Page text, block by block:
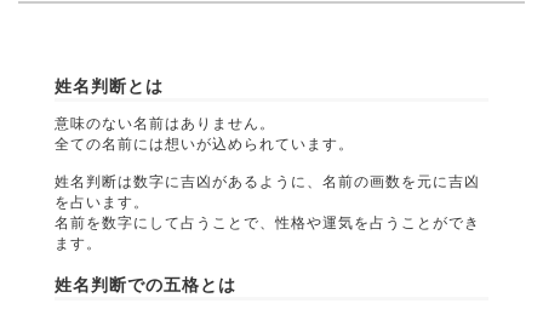
姓名判断とは
意味のない名前はありません。
全ての名前には想いが込められています。
姓名判断は数字に吉凶があるように、名前の画数を元に吉凶
を占います。
名前を数字にして占うことで、性格や運気を占うことができ
ます。
姓名判断での五格とは